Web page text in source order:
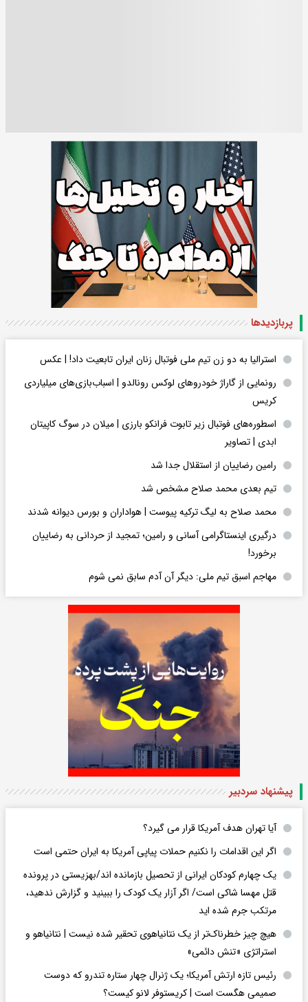
پربازدید‌ها
استرالیا به دو زن تیم ملی فوتبال زنان ایران تابعیت داد! | عکس
رونمایی از گاراژ خودروهای لوکس رونالدو | اسباب‌‌بازی‌های میلیاردی
کریس
اسطوره‌های فوتبال زیر تابوت فرانکو بارزی | میلان در سوگ کاپیتان
ابدی | تصاویر
رامین رضاییان از استقلال جدا شد
تیم بعدی محمد صلاح مشخص شد
محمد صلاح به لیگ ترکیه پیوست | هواداران و بورس دیوانه شدند
درگیری اینستاگرامی آسانی و رامین؛ تمجید از حردانی به رضاییان
برخورد!
مهاجم اسبق تیم ملی: دیگر آن آدم سابق نمی شوم
پیشنهاد سردبیر
آیا تهران هدف آمریکا قرار می گیرد؟
اگر این اقدامات را نکنیم حملات پیاپی آمریکا به ایران حتمی است
یک چهارم کودکان ایرانی از تحصیل بازمانده اند/بهزیستی در پرونده
قتل مهسا شاکی است/ اگر آزار یک کودک را ببینید و گزارش ندهید،
مرتکب جرم شده اید
هیچ چیز خطرناک‌تر از یک نتانیاهوی تحقیر شده نیست | نتانیاهو و
استراتژی «تنش دائمی»
رئیس تازه ارتش آمریکا؛ یک ژنرال چهار ستاره تندرو که دوست
صمیمی هگست است | کریستوفر لانو کیست؟